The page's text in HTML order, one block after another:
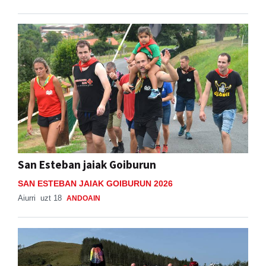
San Esteban jaiak Goiburun
SAN ESTEBAN JAIAK GOIBURUN 2026
Aiurri uzt 18 ANDOAIN